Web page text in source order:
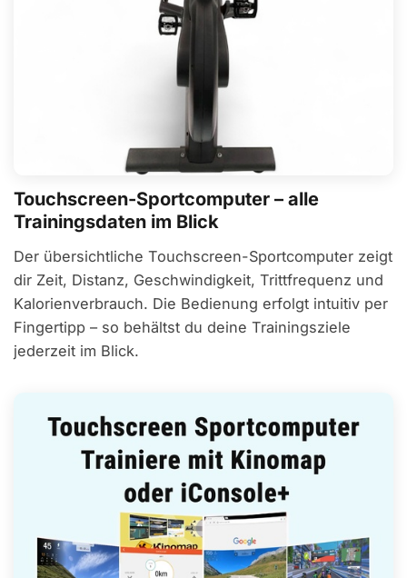
Touchscreen-Sportcomputer – alle
Trainingsdaten im Blick
Der übersichtliche Touchscreen-Sportcomputer zeigt
dir Zeit, Distanz, Geschwindigkeit, Trittfrequenz und
Kalorienverbrauch. Die Bedienung erfolgt intuitiv per
Fingertipp – so behältst du deine Trainingsziele
jederzeit im Blick.